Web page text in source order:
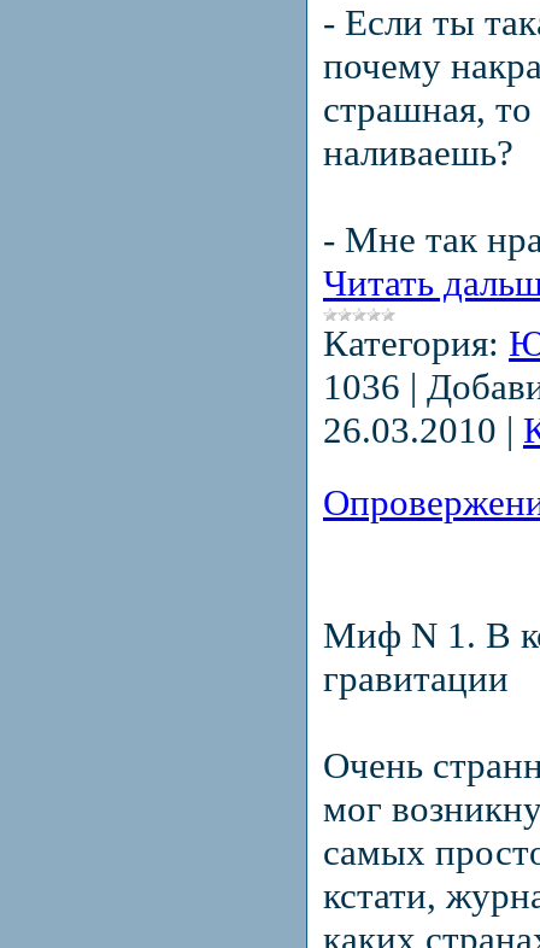
- Если ты
почему
страшная,
наливаешь?
- Мне так
Читать
Категория:
1036 |
26.03.2010 |
Миф N 1. В
гравитации
Очень
мог
самых
кстати,
каких